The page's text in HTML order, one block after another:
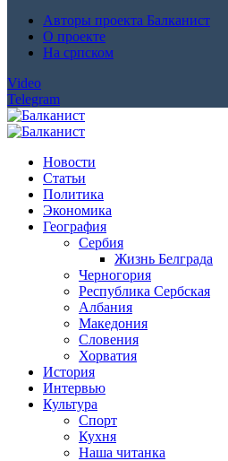
Авторы проекта Балканист
О проекте
На српском
Video
Telegram
Новости
Статьи
Политика
Экономика
География
Сербия
Жизнь Белграда
Черногория
Республика Сербская
Албания
Македония
Словения
Хорватия
История
Интервью
Культура
Спорт
Кухня
Наша читанка